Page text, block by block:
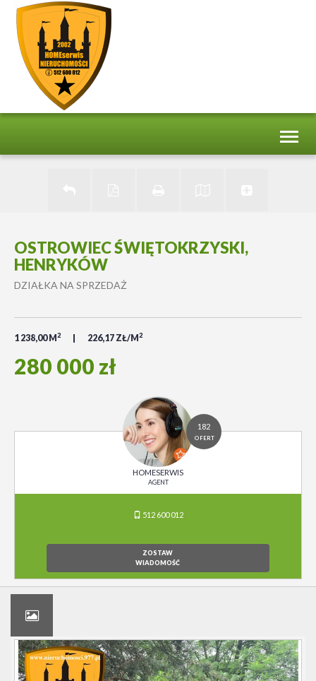
OSTROWIEC ŚWIĘTOKRZYSKI,
HENRYKÓW
DZIAŁKA NA SPRZEDAŻ
1 238,00 M 2 226,17 ZŁ/M 2
280 000 zł
182
OFERT
HOMESERWIS
AGENT
512 600 012
ZOSTAW
WIADOMOŚĆ